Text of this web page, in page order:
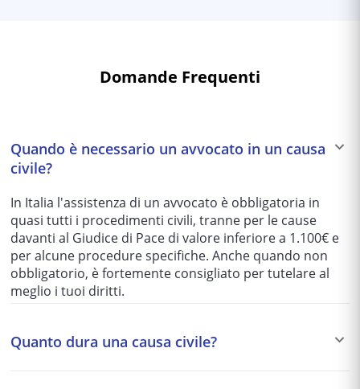
Domande Frequenti
Quando è necessario un avvocato in un causa
civile?
In Italia l'assistenza di un avvocato è obbligatoria in
quasi tutti i procedimenti civili, tranne per le cause
davanti al Giudice di Pace di valore inferiore a 1.100€ e
per alcune procedure specifiche. Anche quando non
obbligatorio, è fortemente consigliato per tutelare al
meglio i tuoi diritti.
Quanto dura una causa civile?